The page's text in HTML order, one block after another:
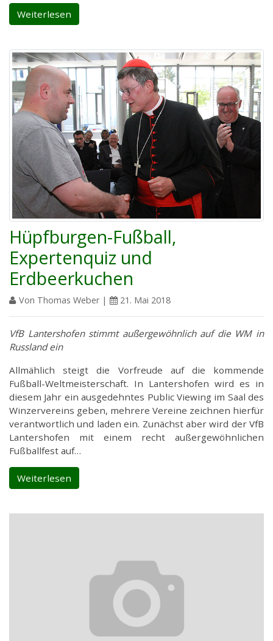
Weiterlesen
Hüpfburgen-Fußball,
Expertenquiz und
Erdbeerkuchen
Von Thomas Weber | 21. Mai 2018
VfB Lantershofen stimmt außergewöhnlich auf die WM in
Russland ein
Allmählich steigt die Vorfreude auf die kommende
Fußball-Weltmeisterschaft. In Lantershofen wird es in
diesem Jahr ein ausgedehntes Public Viewing im Saal des
Winzervereins geben, mehrere Vereine zeichnen hierfür
verantwortlich und laden ein. Zunächst aber wird der VfB
Lantershofen mit einem recht außergewöhnlichen
Fußballfest auf…
Weiterlesen